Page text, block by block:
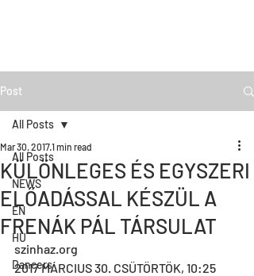
Post
All Posts
NEWS
EN
HU
Dancers
All Posts
KÜLÖNLEGES ÉS EGYSZERI
ELŐADÁSSAL KÉSZÜL A
FRENÁK PÁL TÁRSULAT
Mar 30, 20171 min read
szinhaz.org
2017 MÁRCIUS 30. CSÜTÖRTÖK, 10:25